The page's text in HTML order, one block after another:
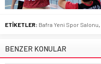
ETİKETLER: Bafra Yeni Spor Salonu,
BENZER KONULAR